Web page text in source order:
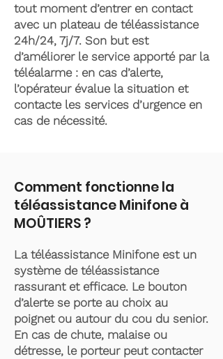
tout moment d’entrer en contact
avec un plateau de téléassistance
24h/24, 7j/7. Son but est
d’améliorer le service apporté par la
téléalarme : en cas d’alerte,
l’opérateur évalue la situation et
contacte les services d’urgence en
cas de nécessité.
Comment fonctionne la
téléassistance Minifone à
MOÛTIERS ?
La téléassistance Minifone est un
système de téléassistance
rassurant et efficace. Le bouton
d’alerte se porte au choix au
poignet ou autour du cou du senior.
En cas de chute, malaise ou
détresse, le porteur peut contacter